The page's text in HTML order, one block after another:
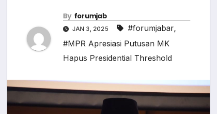
By forumjab
JAN 3, 2025 #forumjabar,
#MPR Apresiasi Putusan MK
Hapus Presidential Threshold